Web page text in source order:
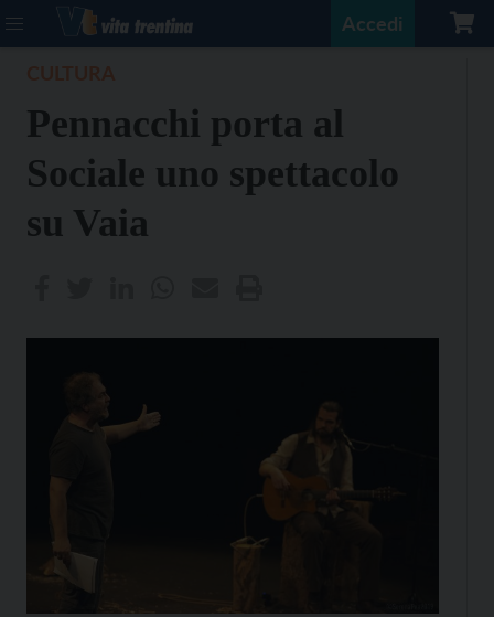
Accedi
Pennacchi porta al
Sociale uno spettacolo
su Vaia